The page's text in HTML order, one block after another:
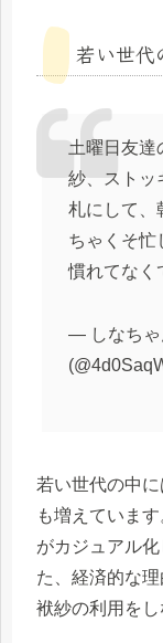
若い世代
土曜日友達
紗、ストッ
札にして、
ちゃくそ忙
慣れてなく
— しなち
若い世代の中
も増えていま
がカジュアル
た、経済的な
袱紗の利用をし